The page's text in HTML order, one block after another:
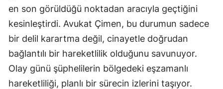
en son görüldüğü noktadan aracıyla geçtiğini
kesinleştirdi. Avukat Çimen, bu durumun sadece
bir delil karartma değil, cinayetle doğrudan
bağlantılı bir hareketlilik olduğunu savunuyor.
Olay günü şüphelilerin bölgedeki eşzamanlı
hareketliliği, planlı bir sürecin izlerini taşıyor.